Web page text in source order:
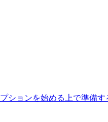
ションを始める上で準備す